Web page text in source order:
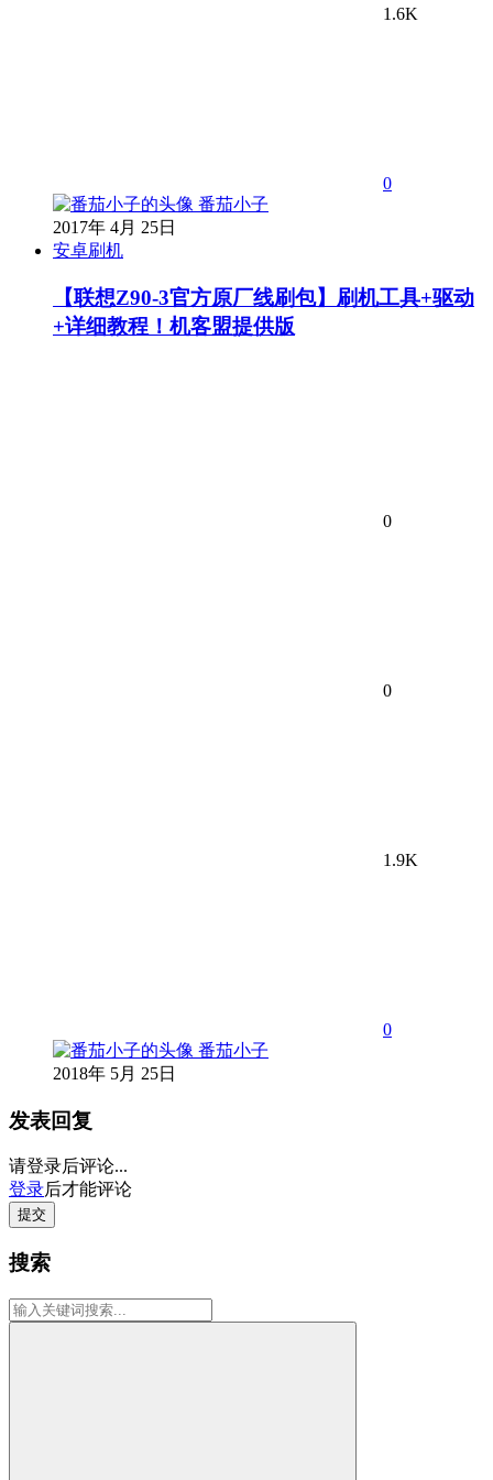
1.6K
0
番茄小子
2017年 4月 25日
安卓刷机
【联想Z90-3官方原厂线刷包】刷机工具+驱动
+详细教程！机客盟提供版
0
0
1.9K
0
番茄小子
2018年 5月 25日
发表回复
请登录后评论...
登录后才能评论
提交
搜索